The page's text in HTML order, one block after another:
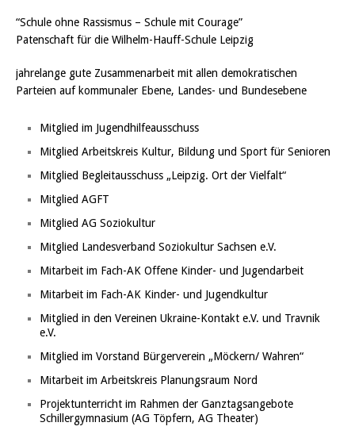
“Schule ohne Rassismus – Schule mit Courage”
Patenschaft für die Wilhelm-Hauff-Schule Leipzig
jahrelange gute Zusammenarbeit mit allen demokratischen
Parteien auf kommunaler Ebene, Landes- und Bundesebene
Mitglied im Jugendhilfeausschuss
Mitglied Arbeitskreis Kultur, Bildung und Sport für Senioren
Mitglied Begleitausschuss „Leipzig. Ort der Vielfalt“
Mitglied AGFT
Mitglied AG Soziokultur
Mitglied Landesverband Soziokultur Sachsen e.V.
Mitarbeit im Fach-AK Offene Kinder- und Jugendarbeit
Mitarbeit im Fach-AK Kinder- und Jugendkultur
Mitglied in den Vereinen Ukraine-Kontakt e.V. und Travnik
e.V.
Mitglied im Vorstand Bürgerverein „Möckern/ Wahren“
Mitarbeit im Arbeitskreis Planungsraum Nord
Projektunterricht im Rahmen der Ganztagsangebote
Schillergymnasium (AG Töpfern, AG Theater)